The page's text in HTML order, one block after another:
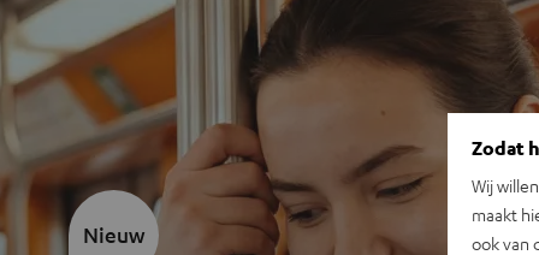
Nieuw
Zodat
Wij
maakt
ook van